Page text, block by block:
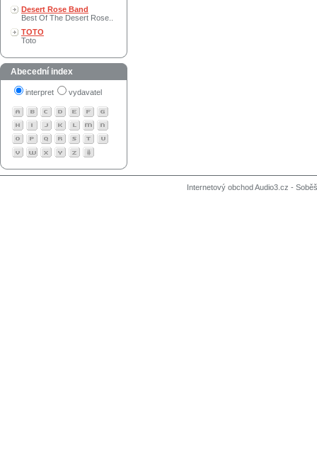
Desert Rose Band
Best Of The Desert Rose..
TOTO
Toto
Abecední index
interpret vydavatel
Internetový obchod Audio3.cz -